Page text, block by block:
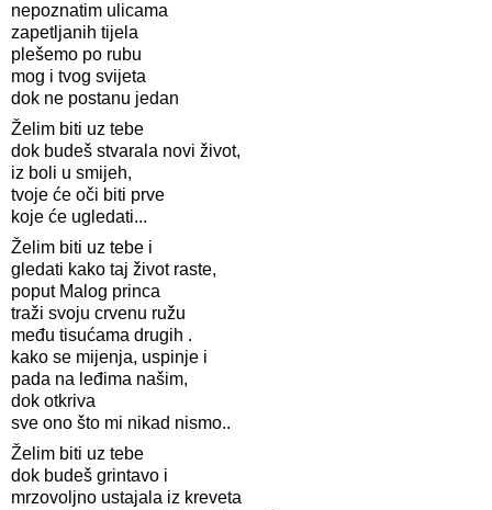
nepoznatim ulicama
zapetljanih tijela
plešemo po rubu
mog i tvog svijeta
dok ne postanu jedan
Želim biti uz tebe
dok budeš stvarala novi život,
iz boli u smijeh,
tvoje će oči biti prve
koje će ugledati...
Želim biti uz tebe i
gledati kako taj život raste,
poput Malog princa
traži svoju crvenu ružu
među tisućama drugih .
kako se mijenja, uspinje i
pada na leđima našim,
dok otkriva
sve ono što mi nikad nismo..
Želim biti uz tebe
dok budeš grintavo i
mrzovoljno ustajala iz kreveta